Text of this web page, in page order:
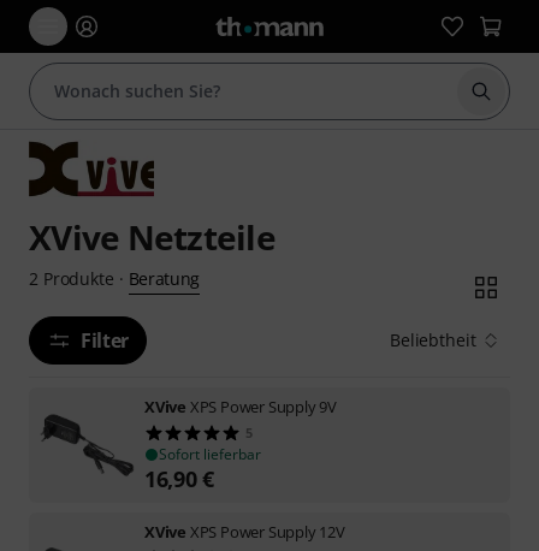
Suche
XVive Netzteile
2 Produkte · Beratung
Filter Beliebtheit
XVive XPS Power Supply 9V
5
Sofort lieferbar
16,90€
XVive XPS Power Supply 12V